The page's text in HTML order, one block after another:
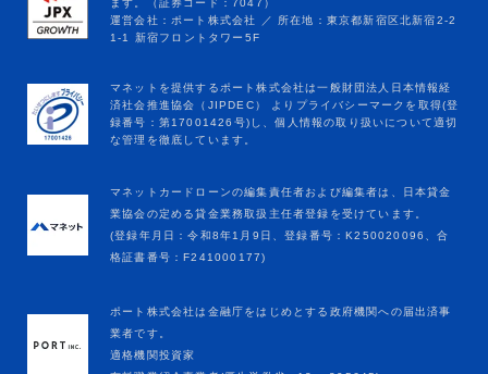
マネットカードローンの編集責任者および編集者は、日本貸金
業協会の定める貸金業務取扱主任者登録を受けています。
(登録年月日：令和8年1月9日、登録番号：K250020096、合
格証書番号：F241000177)
ポート株式会社は金融庁をはじめとする政府機関への届出済事
業者です。
適格機関投資家